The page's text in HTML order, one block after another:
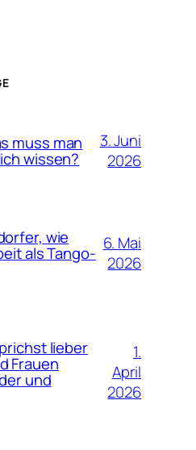
muss man
wissen?
3. Juni
2026
wie
als Tango- 6. Mai
2026
lieber
Frauen
und
1.
April
2026